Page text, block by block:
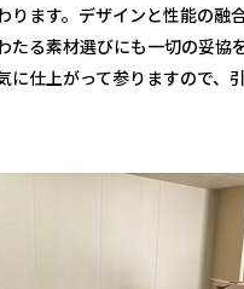
ります。デザインと性能の融
たる素材選びにも一切の妥協
に仕上がって参りますので、